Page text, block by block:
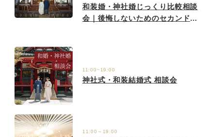
和装婚・神社婚じっくり比較相談
会｜後悔しないためのセカンドオ
11:00~19:00
神社式・和装結婚式 相談会
11:00～19:00